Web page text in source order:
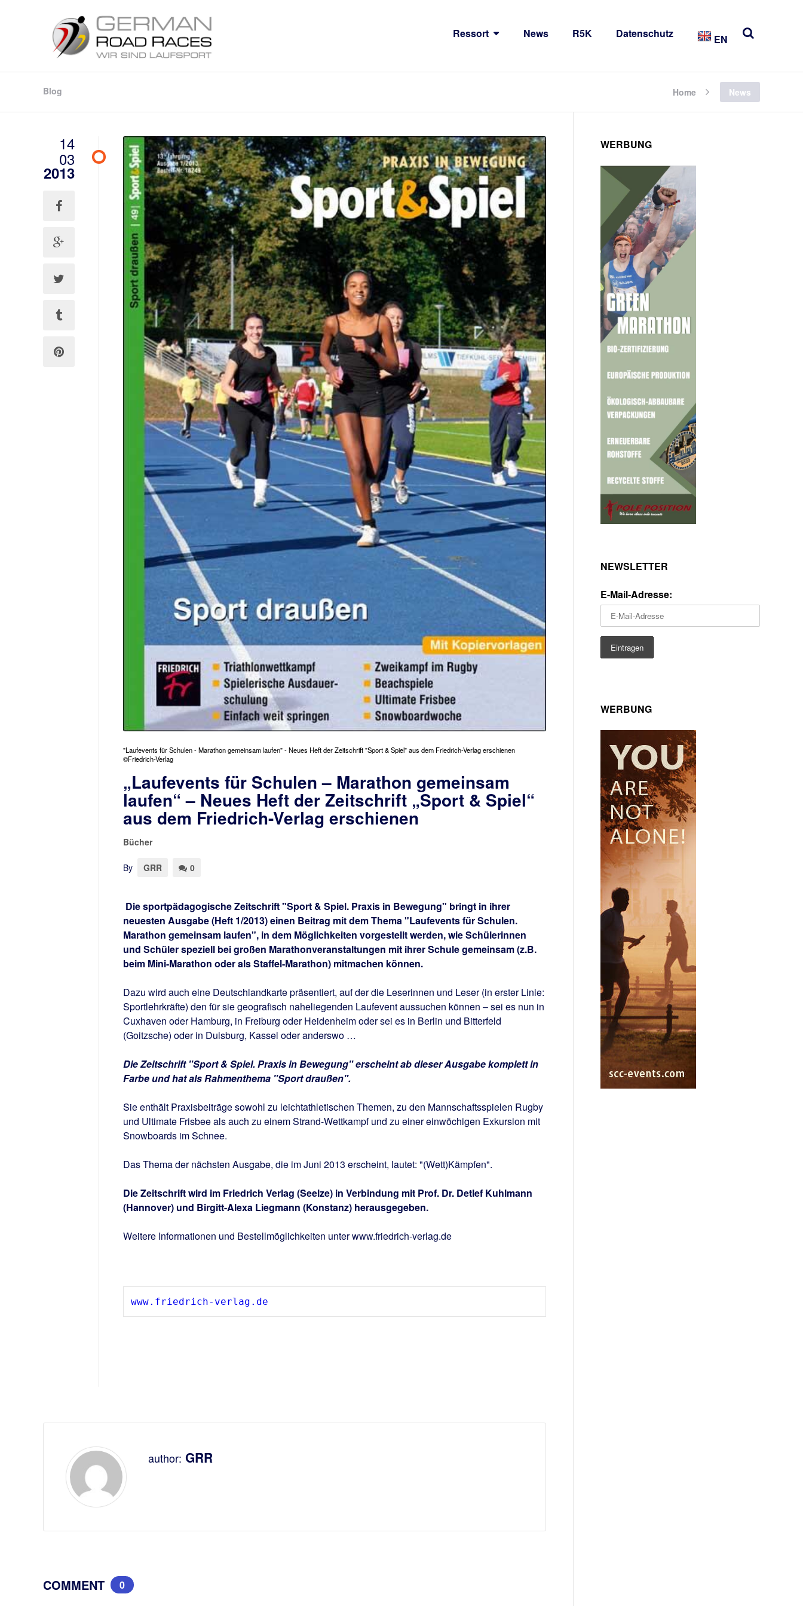
Ressort News R5K Datenschutz EN
Blog Home News
14
03
2013
"Laufevents für Schulen - Marathon gemeinsam laufen" - Neues Heft der Zeitschrift "Sport & Spiel" aus dem Friedrich-Verlag erschienen
©Friedrich-Verlag
„Laufevents für Schulen – Marathon gemeinsam
laufen“ – Neues Heft der Zeitschrift „Sport & Spiel“
aus dem Friedrich-Verlag erschienen
Bücher
By GRR 0
Die sportpädagogische Zeitschrift "Sport & Spiel. Praxis in Bewegung" bringt in ihrer
neuesten Ausgabe (Heft 1/2013) einen Beitrag mit dem Thema "Laufevents für Schulen.
Marathon gemeinsam laufen", in dem Möglichkeiten vorgestellt werden, wie Schülerinnen
und Schüler speziell bei großen Marathonveranstaltungen mit ihrer Schule gemeinsam (z.B.
beim Mini-Marathon oder als Staffel-Marathon) mitmachen können.
Dazu wird auch eine Deutschlandkarte präsentiert, auf der die Leserinnen und Leser (in erster Linie:
Sportlehrkräfte) den für sie geografisch naheliegenden Laufevent aussuchen können – sei es nun in
Cuxhaven oder Hamburg, in Freiburg oder Heidenheim oder sei es in Berlin und Bitterfeld
(Goitzsche) oder in Duisburg, Kassel oder anderswo …
Die Zeitschrift "Sport & Spiel. Praxis in Bewegung" erscheint ab dieser Ausgabe komplett in
Farbe und hat als Rahmenthema "Sport draußen".
Sie enthält Praxisbeiträge sowohl zu leichtathletischen Themen, zu den Mannschaftsspielen Rugby
und Ultimate Frisbee als auch zu einem Strand-Wettkampf und zu einer einwöchigen Exkursion mit
Snowboards im Schnee.
Das Thema der nächsten Ausgabe, die im Juni 2013 erscheint, lautet: "(Wett)Kämpfen".
Die Zeitschrift wird im Friedrich Verlag (Seelze) in Verbindung mit Prof. Dr. Detlef Kuhlmann
(Hannover) und Birgitt-Alexa Liegmann (Konstanz) herausgegeben.
Weitere Informationen und Bestellmöglichkeiten unter www.friedrich-verlag.de
www.friedrich-verlag.de
author: GRR
COMMENT 0
WERBUNG
NEWSLETTER
E-Mail-Adresse:
WERBUNG